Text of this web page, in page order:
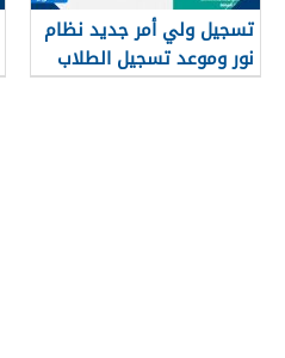
تسجيل ولي أمر جديد نظام
نور وموعد تسجيل الطلاب
في نظام نور 1448